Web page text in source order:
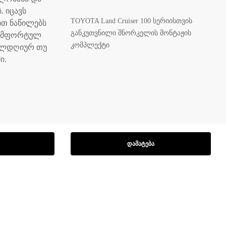
იცავს
ნაწილებს
თუ
TOYOTA Land Cruiser 100 სერიისთვის
განკუთვნილი შნორკელის მონტაჟის
კომპლექტი
ᲓᲐᲛᲐᲢᲔᲑᲐ